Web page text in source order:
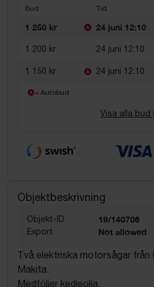
Bud Tid
1 250 kr 24 juni 12:10
1 200 kr 24 juni 12:10
1 150 kr 24 juni 12:10
= Autobud
Visa alla bud
Objektbeskrivning
Objekt-ID 19/140706
Export Not allowed
Två elektriska motorsågar från
Makita.
Medföljer kedjeolja.